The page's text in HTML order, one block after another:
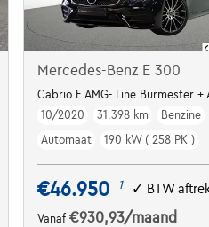
Mercedes-Benz E 300
Cabrio E AMG- Line Burmester +
10/2020
31.398 km
Benzine
Automaat
190 kW ( 258 PK )
€46.950 1 ✓ BTW
Vanaf €930,93/maand